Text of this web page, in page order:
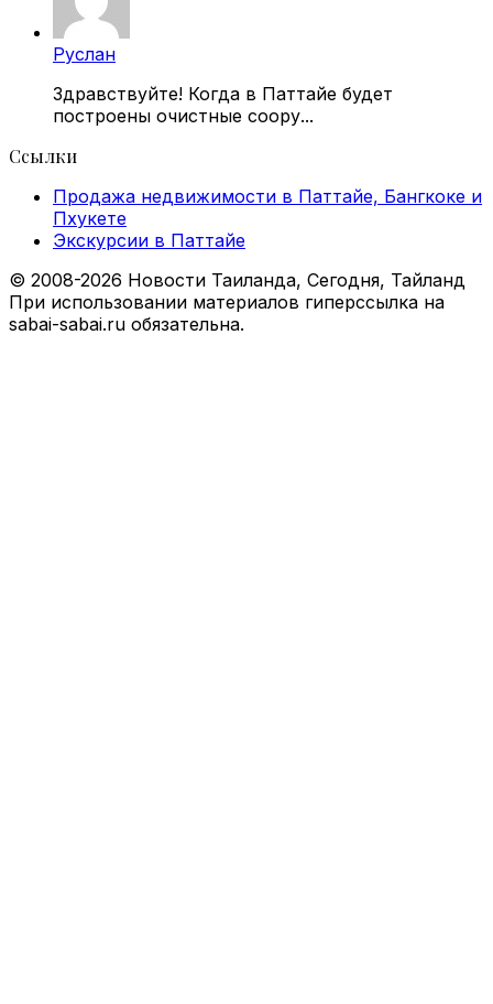
Руслан
Здравствуйте! Когда в Паттайе будет
построены очистные соору...
Ссылки
Продажа недвижимости в Паттайе, Бангкоке и
Пхукете
Экскурсии в Паттайе
© 2008-2026 Новости Таиланда, Сегодня, Тайланд
При использовании материалов гиперссылка на
sabai-sabai.ru обязательна.